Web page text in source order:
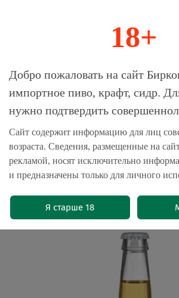
Магазин-Склад импортного
Главная Сидр
Сидр Рэбл Эпл Нимфо
Безалкогольный / Cider
Nympho 0.33 - стекло
(0)
18+
Добро пожаловать на сайт
импортное пиво, крафт, сидр.
нужно подтвердить
Сайт содержит информацию для лиц
возраста. Сведения, размещенные на
рекламой, носят исключительно
и предназначены только для личного
Я старше 18